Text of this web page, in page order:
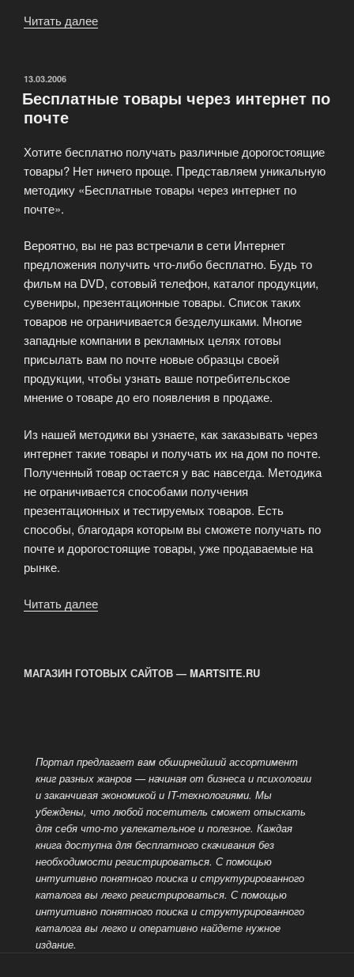
Читать далее
сети
ОПУБЛИКОВАНО
13.03.2006
Бесплатные товары через интернет по
почте
Хотите бесплатно получать различные дорогостоящие
товары? Нет ничего проще. Представляем уникальную
методику «Бесплатные товары через интернет по
почте».
Вероятно, вы не раз встречали в сети Интернет
предложения получить что-либо бесплатно. Будь то
фильм на DVD, сотовый телефон, каталог продукции,
сувениры, презентационные товары. Список таких
товаров не ограничивается безделушками. Многие
западные компании в рекламных целях готовы
присылать вам по почте новые образцы своей
продукции, чтобы узнать ваше потребительское
мнение о товаре до его появления в продаже.
Из нашей методики вы узнаете, как заказывать через
интернет такие товары и получать их на дом по почте.
Полученный товар остается у вас навсегда. Методика
не ограничивается способами получения
презентационных и тестируемых товаров. Есть
способы, благодаря которым вы сможете получать по
почте и дорогостоящие товары, уже продаваемые на
рынке.
Читать далее
по
МАГАЗИН ГОТОВЫХ САЙТОВ — MARTSITE.RU
Портал предлагает вам обширнейший ассортимент
книг разных жанров — начиная от бизнеса и психологии
и заканчивая экономикой и IT-технологиями. Мы
убеждены, что любой посетитель сможет отыскать
для себя что-то увлекательное и полезное. Каждая
книга доступна для бесплатного скачивания без
необходимости регистрироваться. С помощью
интуитивно понятного поиска и структурированного
каталога вы легко регистрироваться. С помощью
интуитивно понятного поиска и структурированного
каталога вы легко и оперативно найдете нужное
издание.